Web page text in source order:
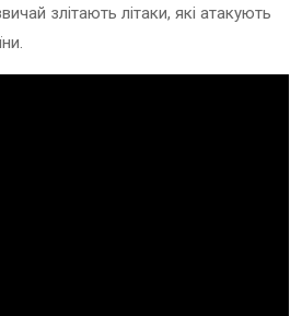
злітають літаки, які атакують